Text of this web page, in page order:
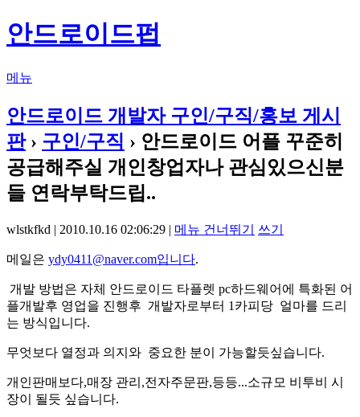
안드로이드펍
메뉴
안드로이드 개발자 구인/구직/홍보 게시
판› 구인/구직 › 안드로이드 어플 꾸준히
공급해주실 개인창업자나 관심있으신분
들 연락부탁드립..
wlstkfkd | 2010.10.16 02:06:29 | 메뉴 건너뛰기 쓰기
메일은 ydy0411@naver.com입니다.
개발 방법은 자체 안드로이드 타플렛 pc하드웨어에 특화된 어
플개발후 영업을 진행후 개발자로부터 1카피당 얼마를 드리
는 방식입니다.
무엇보다 열정과 의지와 중요한 분이 가능할듯싶습니다.
개인판매보다,매장 관리,전자주문판,등등...소규모 비투비 시
장이 될듯 싶습니다.